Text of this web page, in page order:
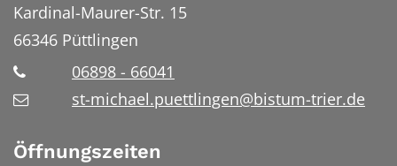
Kardinal-Maurer-Str. 15
66346 Püttlingen
06898 - 66041
st-michael.puettlingen@bistum-trier.de
Öffnungszeiten